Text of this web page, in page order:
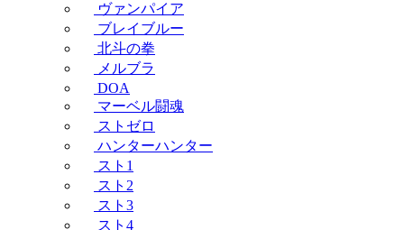
ヴァンパイア
ブレイブルー
北斗の拳
メルブラ
DOA
マーベル闘魂
ストゼロ
ハンターハンター
スト1
スト2
スト3
スト4